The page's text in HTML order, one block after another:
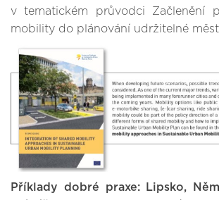
v tematickém průvodci Začlenění
mobility do plánování udržitelné
Příklady dobré praxe: Lipsko,